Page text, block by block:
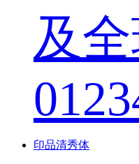
及
印品清秀体